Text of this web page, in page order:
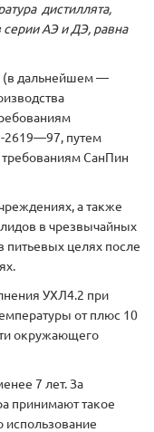
дистиллята,
АЭ и ДЭ, равна
(в дальнейшем —
2619—97, путем
СанПин
а также
в чрезвычайных
питьевых целях после
УХЛ4.2 при
от плюс 10
окружающего
7 лет. За
принимают такое
использование